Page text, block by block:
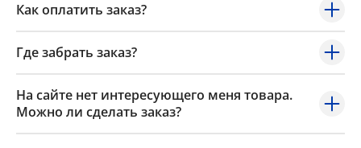
Как оплатить заказ?
Где забрать заказ?
На сайте нет интересующего меня товара.
Можно ли сделать заказ?